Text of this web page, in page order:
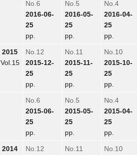
No.6
2016-06-
25
pp.
No.5
2016-05-
25
pp.
No.4
2016-04-
25
pp.
2015
Vol.15
No.12
2015-12-
25
pp.
No.11
2015-11-
25
pp.
No.10
2015-10-
25
pp.
No.6
2015-06-
25
pp.
No.5
2015-05-
25
pp.
No.4
2015-04-
25
pp.
2014
No.12
No.11
No.10